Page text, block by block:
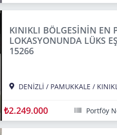
KINIKLI BÖLGESİNİN EN
LOKASYONUNDA LÜKS
15266
DENİZLİ / PAMUKKALE /
₺2.249.000 Portföy